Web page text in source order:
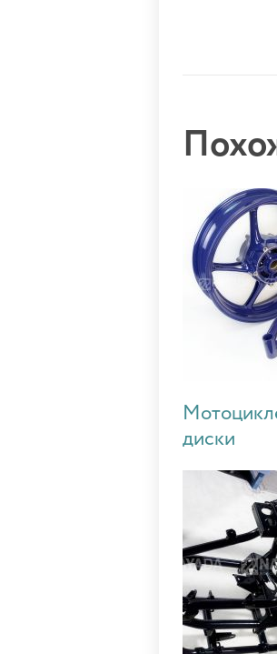
диски